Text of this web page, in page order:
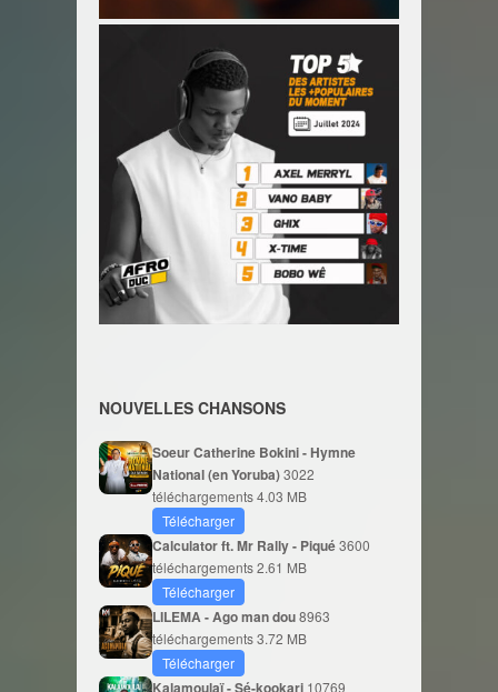
NOUVELLES CHANSONS
Soeur Catherine Bokini - Hymne
National (en Yoruba)3022
téléchargements4.03 MB
Télécharger
Calculator ft. Mr Rally - Piqué3600
téléchargements2.61 MB
Télécharger
LILEMA - Ago man dou8963
téléchargements3.72 MB
Télécharger
Kalamoulaï - Sé-kookari 10769